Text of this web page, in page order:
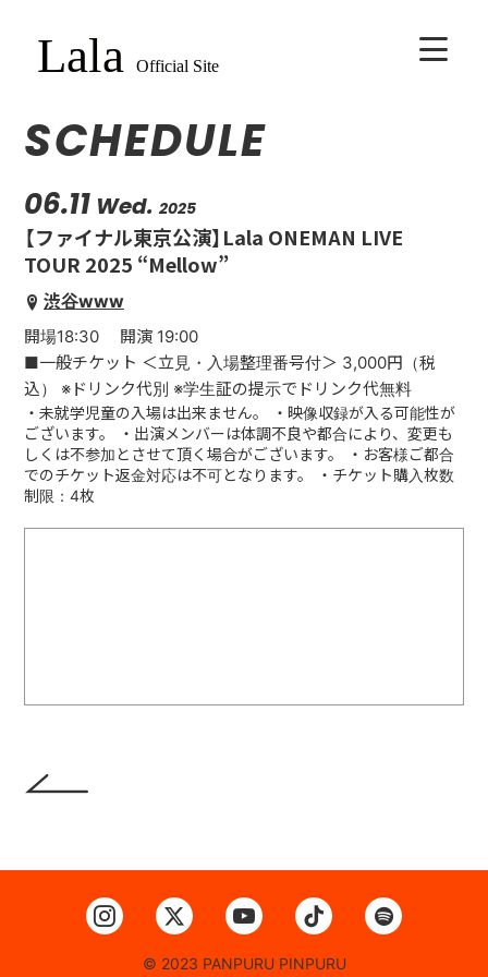
HOME
SCHEDULE
DISCOGRAPHY
CONTACT
SCHEDULE
06.11 Wed. 2025
【ファイナル東京公演】Lala ONEMAN LIVE
TOUR 2025 “Mellow”
渋谷www
開場18:30 開演 19:00
■一般チケット ＜立見・入場整理番号付＞ 3,000円（税
込） ※ドリンク代別 ※学生証の提示でドリンク代無料
・未就学児童の入場は出来ません。 ・映像収録が入る可能性が
ございます。 ・出演メンバーは体調不良や都合により、変更も
しくは不参加とさせて頂く場合がございます。 ・お客様ご都合
でのチケット返金対応は不可となります。 ・チケット購入枚数
制限：4枚
© 2023 PANPURU PINPURU